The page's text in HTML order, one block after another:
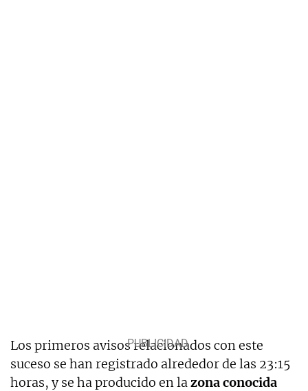
Los primeros avisos relacionados con este
suceso se han registrado alrededor de las 23:15
horas, y se ha producido en lazona conocida